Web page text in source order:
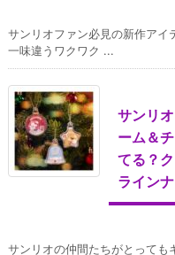
サンリオファン必見の新作アイ
一味違うワクワク ...
サンリ
ーム＆
てる？
ライン
サンリオの仲間たちがとっても